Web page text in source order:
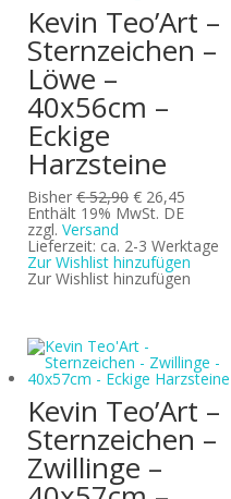
Kevin Teo’Art –
Sternzeichen –
Löwe –
40x56cm –
Eckige
Harzsteine
Bisher €52,90Ursprünglicher
Preis
€ 52,90
€ 26,45
€ 26,45.
Enthält 19% MwSt. DE
zzgl.Versand
Lieferzeit: ca. 2-3 Werktage
Zur Wishlist hinzufügen
Zur Wishlist hinzufügen
Kevin Teo’Art –
Sternzeichen –
Zwillinge –